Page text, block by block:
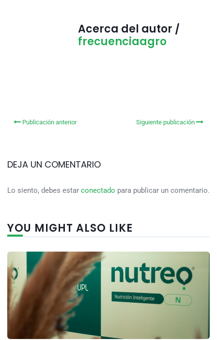
Acerca del autor /
frecuenciaagro
Publicación anterior Siguiente publicación
DEJA UN COMENTARIO
Lo siento, debes estar conectado para publicar un comentario.
YOU MIGHT ALSO LIKE